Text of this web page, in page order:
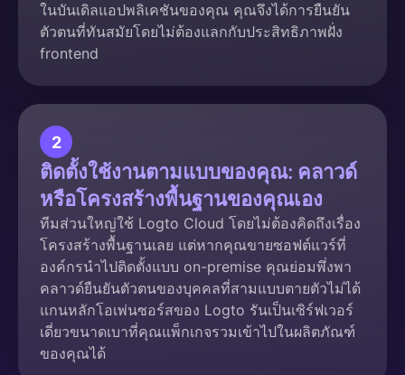
ในบันเดิลแอปพลิเคชันของคุณ คุณจึงได้การยืนยัน
ตัวตนที่ทันสมัยโดยไม่ต้องแลกกับประสิทธิภาพฝั่ง
frontend
2
ติดตั้งใช้งานตามแบบของคุณ: คลาวด์
หรือโครงสร้างพื้นฐานของคุณเอง
ทีมส่วนใหญ่ใช้ Logto Cloud โดยไม่ต้องคิดถึงเรื่อง
โครงสร้างพื้นฐานเลย แต่หากคุณขายซอฟต์แวร์ที่
องค์กรนำไปติดตั้งแบบ on-premise คุณย่อมพึ่งพา
คลาวด์ยืนยันตัวตนของบุคคลที่สามแบบตายตัวไม่ได้
แกนหลักโอเพ่นซอร์สของ Logto รันเป็นเซิร์ฟเวอร์
เดี่ยวขนาดเบาที่คุณแพ็กเกจรวมเข้าไปในผลิตภัณฑ์
ของคุณได้